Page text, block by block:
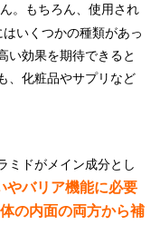
。もちろん、使用され
はいくつかの種類があっ
い効果を期待できると
、化粧品やサプリなど
ミドがメイン成分とし
やバリア機能に必要
の内面の両方から補